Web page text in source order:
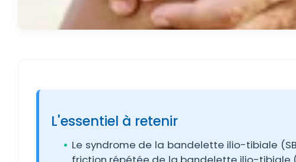
L'essentiel à retenir
Le syndrome de la bandelette ilio-tibiale